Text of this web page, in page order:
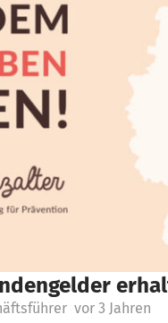
vor 3 Jahren